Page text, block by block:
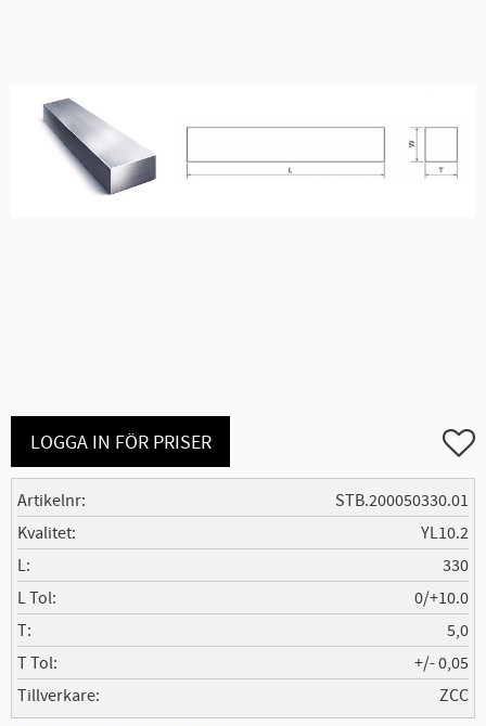
LOGGA IN FÖR PRISER Lägg
Artikelnr
STB.200050330.01
Kvalitet
YL10.2
L
330
L Tol
0/+10.0
T
5,0
T Tol
+/- 0,05
Tillverkare
ZCC